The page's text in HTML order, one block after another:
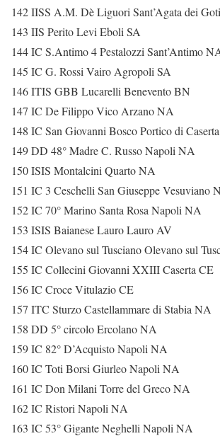
142 IISS A.M. Dè Liguori Sant’Agata dei
143 IIS Perito Levi Eboli SA
144 IC S.Antimo 4 Pestalozzi Sant’Antimo
145 IC G. Rossi Vairo Agropoli SA
146 ITIS GBB Lucarelli Benevento BN
147 IC De Filippo Vico Arzano NA
148 IC San Giovanni Bosco Portico di
149 DD 48° Madre C. Russo Napoli NA
150 ISIS Montalcini Quarto NA
151 IC 3 Ceschelli San Giuseppe Vesuviano
152 IC 70° Marino Santa Rosa Napoli NA
153 ISIS Baianese Lauro Lauro AV
154 IC Olevano sul Tusciano Olevano sul
155 IC Collecini Giovanni XXIII Caserta CE
156 IC Croce Vitulazio CE
157 ITC Sturzo Castellammare di Stabia NA
158 DD 5° circolo Ercolano NA
159 IC 82° D’Acquisto Napoli NA
160 IC Toti Borsi Giurleo Napoli NA
161 IC Don Milani Torre del Greco NA
162 IC Ristori Napoli NA
163 IC 53° Gigante Neghelli Napoli NA